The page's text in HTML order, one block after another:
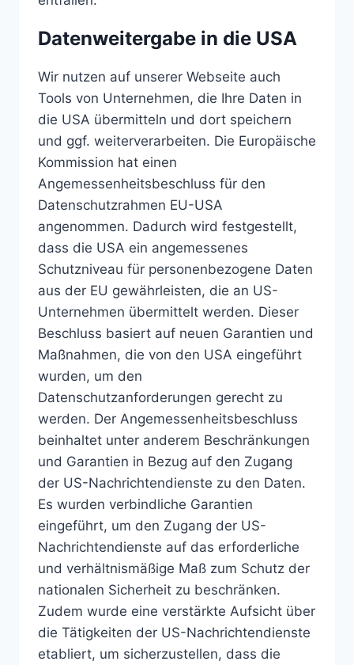
Datenweitergabe in die USA
Wir nutzen auf unserer Webseite auch
Tools von Unternehmen, die Ihre Daten in
die USA übermitteln und dort speichern
und ggf. weiterverarbeiten. Die Europäische
Kommission hat einen
Angemessenheitsbeschluss für den
Datenschutzrahmen EU-USA
angenommen. Dadurch wird festgestellt,
dass die USA ein angemessenes
Schutzniveau für personenbezogene Daten
aus der EU gewährleisten, die an US-
Unternehmen übermittelt werden. Dieser
Beschluss basiert auf neuen Garantien und
Maßnahmen, die von den USA eingeführt
wurden, um den
Datenschutzanforderungen gerecht zu
werden. Der Angemessenheitsbeschluss
beinhaltet unter anderem Beschränkungen
und Garantien in Bezug auf den Zugang
der US-Nachrichtendienste zu den Daten.
Es wurden verbindliche Garantien
eingeführt, um den Zugang der US-
Nachrichtendienste auf das erforderliche
und verhältnismäßige Maß zum Schutz der
nationalen Sicherheit zu beschränken.
Zudem wurde eine verstärkte Aufsicht über
die Tätigkeiten der US-Nachrichtendienste
etabliert, um sicherzustellen, dass die